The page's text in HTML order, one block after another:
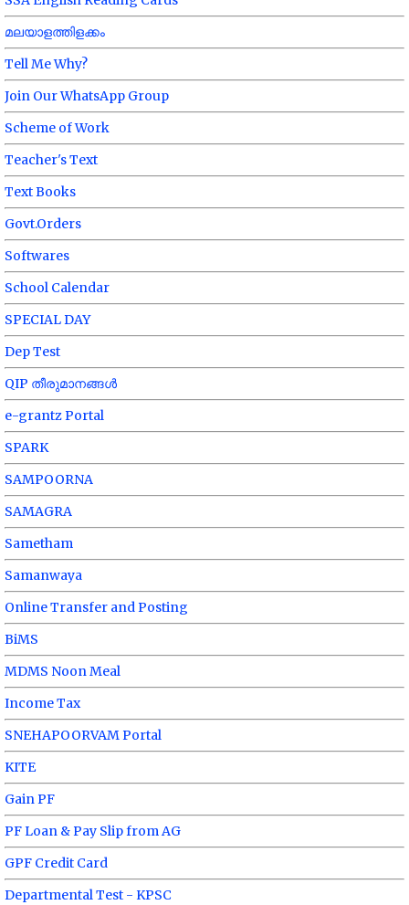
മലയാളത്തിളക്കം
Tell Me Why?
Join Our WhatsApp Group
Scheme of Work
Teacher's Text
Text Books
Govt.Orders
Softwares
School Calendar
SPECIAL DAY
Dep Test
QIP തീരുമാനങ്ങൾ
e-grantz Portal
SPARK
SAMPOORNA
SAMAGRA
Sametham
Samanwaya
Online Transfer and Posting
BiMS
MDMS Noon Meal
Income Tax
SNEHAPOORVAM Portal
KITE
Gain PF
PF Loan & Pay Slip from AG
GPF Credit Card
Departmental Test - KPSC